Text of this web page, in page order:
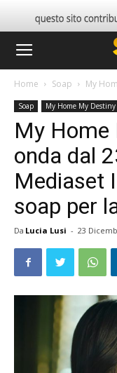
Home Soap My
Soap My Home My Destiny
My Home
onda dal
Mediaset
soap per
Da Lucia Lusi - 23